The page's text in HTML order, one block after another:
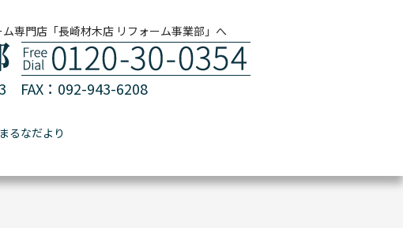
専門店「長崎材木店 リフォーム事業部」へ
FAX：092-943-6208
まるなだより